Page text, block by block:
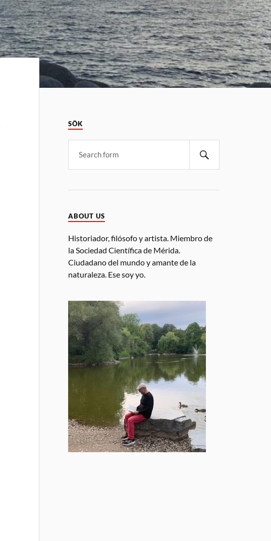
SÖK
ABOUT US
Historiador, filósofo y artista. Miembro de
la Sociedad Científica de Mérida.
Ciudadano del mundo y amante de la
naturaleza. Ese soy yo.